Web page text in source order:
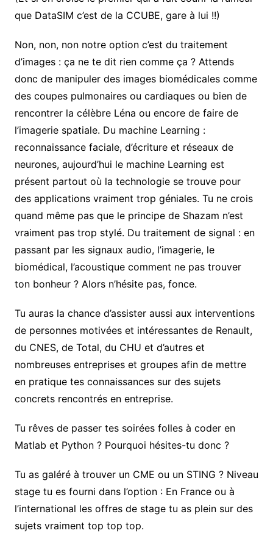
que DataSIM c’est de la CCUBE, gare à lui !!)
Non, non, non notre option c’est du traitement
d’images : ça ne te dit rien comme ça ? Attends
donc de manipuler des images biomédicales comme
des coupes pulmonaires ou cardiaques ou bien de
rencontrer la célèbre Léna ou encore de faire de
l’imagerie spatiale. Du machine Learning :
reconnaissance faciale, d’écriture et réseaux de
neurones, aujourd’hui le machine Learning est
présent partout où la technologie se trouve pour
des applications vraiment trop géniales. Tu ne crois
quand même pas que le principe de Shazam n’est
vraiment pas trop stylé. Du traitement de signal : en
passant par les signaux audio, l’imagerie, le
biomédical, l’acoustique comment ne pas trouver
ton bonheur ? Alors n’hésite pas, fonce.
Tu auras la chance d’assister aussi aux interventions
de personnes motivées et intéressantes de Renault,
du CNES, de Total, du CHU et d’autres et
nombreuses entreprises et groupes afin de mettre
en pratique tes connaissances sur des sujets
concrets rencontrés en entreprise.
Tu rêves de passer tes soirées folles à coder en
Matlab et Python ? Pourquoi hésites-tu donc ?
Tu as galéré à trouver un CME ou un STING ? Niveau
stage tu es fourni dans l’option : En France ou à
l’international les offres de stage tu as plein sur des
sujets vraiment top top top.